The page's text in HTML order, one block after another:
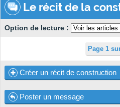
Le récit de la
Option de lecture :
Page 1
Créer un récit de construction
Poster un message